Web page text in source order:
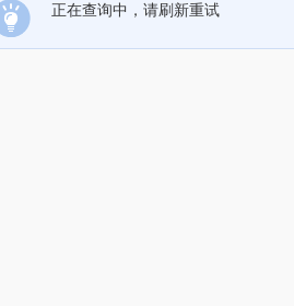
正在查询中，请刷新重试